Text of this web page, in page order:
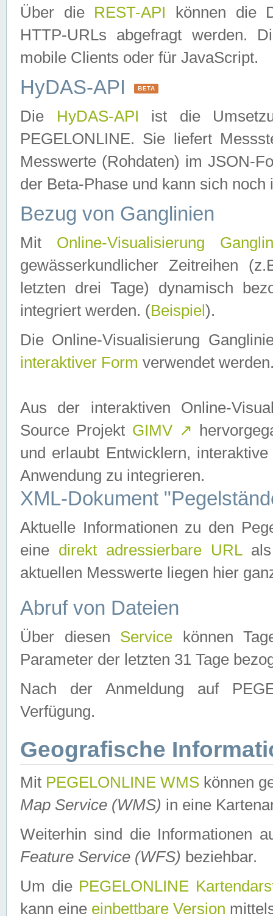
Über die REST-API können die
HTTP-URLs abgefragt werden.
mobile Clients oder für JavaScript.
HyDAS-API BETA
Die HyDAS-API ist die
PEGELONLINE. Sie liefert
Messwerte (Rohdaten) im JSON-
der Beta-Phase und kann sich noch
Bezug von Ganglinien
Mit Online-Visualisierung
gewässerkundlicher Zeitreihen
letzten drei Tage) dynamisch
integriert werden. (Beispiel ).
Die Online-Visualisierung
interaktiver Form verwendet
Aus der interaktiven Online-
Source Projekt GIMV ↗
und erlaubt Entwicklern,
Anwendung zu integrieren.
XML-Dokument
Aktuelle Informationen zu den
eine direkt adressierbare URLals
aktuellen Messwerte liegen hier
Abruf von Dateien
Über diesen Service können
Parameter der letzten 31 Tage
Nach der Anmeldung auf
Verfügung.
Geografische
Mit PEGELONLINE WMS können
Map Service (WMS) in eine
Weiterhin sind die Informationen
Feature Service (WFS) beziehbar.
Um die PEGELONLINE
kann eine einbettbare Version